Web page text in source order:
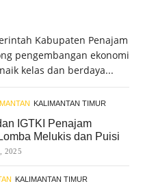
Kabupaten Penajam
pengembangan ekonomi
kelas dan berdaya...
KALIMANTAN TIMUR
IGTKI Penajam
Melukis dan Puisi
2025
KALIMANTAN TIMUR